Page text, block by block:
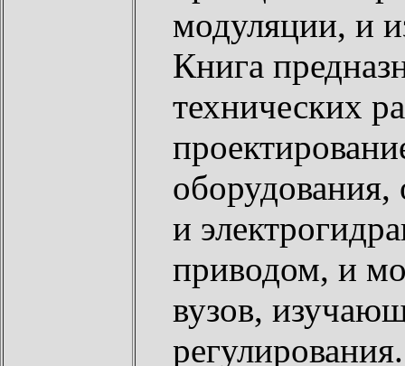
модуляции, и
Книга
технических
и
приводом, и
вузов,
регулирования.